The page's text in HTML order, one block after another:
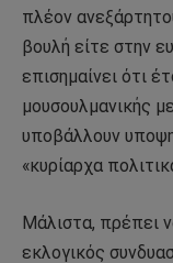
πλέον
βουλή είτε στην
επισημαίνει ότι
μουσουλμανικής
υποβάλλουν
«κυρίαρχα
Μάλιστα, πρέπει
εκλογικός